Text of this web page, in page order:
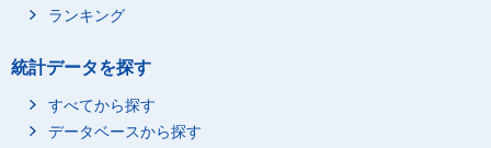
ランキング
統計データを探す
すべてから探す
データベースから探す